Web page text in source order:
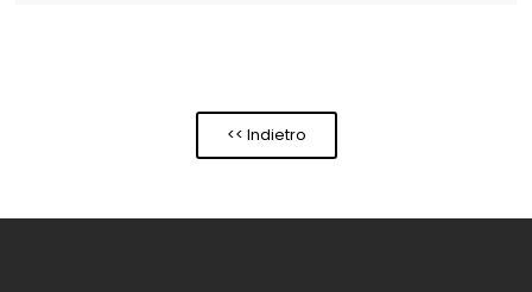
<< Indietro